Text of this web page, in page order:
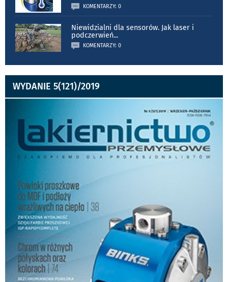
KOMENTARZY: 0
Niewidzialni dla sensorów. Jak laser i
podczerwień...
KOMENTARZY: 0
WYDANIE 5(121)/2019